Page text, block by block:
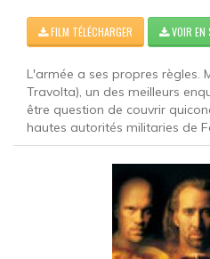
FILM TÉLÉCHARGER VOIR EN
L'armée a ses propres règles.
Travolta), un des meilleurs
être question de couvrir
hautes autorités militaries de